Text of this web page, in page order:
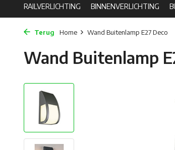
RAILVERLICHTING BINNENVERLICHTING
Terug Home Wand Buitenlamp E27 Deco
Wand Buitenlamp